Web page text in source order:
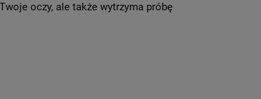
oczy, ale także wytrzyma próbę